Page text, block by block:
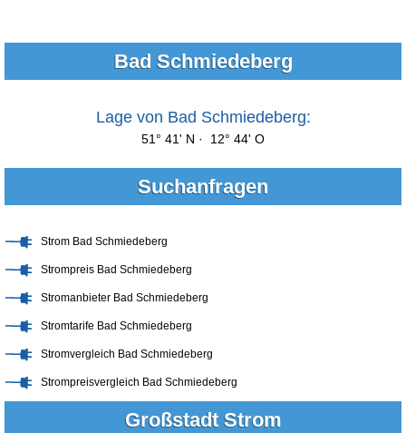
Bad Schmiedeberg
Lage von Bad Schmiedeberg:
51° 41' N · 12° 44' O
Suchanfragen
Strom Bad Schmiedeberg
Strompreis Bad Schmiedeberg
Stromanbieter Bad Schmiedeberg
Stromtarife Bad Schmiedeberg
Stromvergleich Bad Schmiedeberg
Strompreisvergleich Bad Schmiedeberg
Großstadt Strom